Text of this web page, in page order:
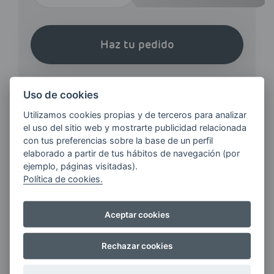
Haz tu pedido
¿QUIERES ESTAR AL DÍA DE
LAS
ÚLTIMAS NOVEDADES?
Uso de cookies
Utilizamos cookies propias y de terceros para analizar
el uso del sitio web y mostrarte publicidad relacionada
con tus preferencias sobre la base de un perfil
elaborado a partir de tus hábitos de navegación (por
ejemplo, páginas visitadas).
Política de cookies.
Aceptar cookies
Rechazar cookies